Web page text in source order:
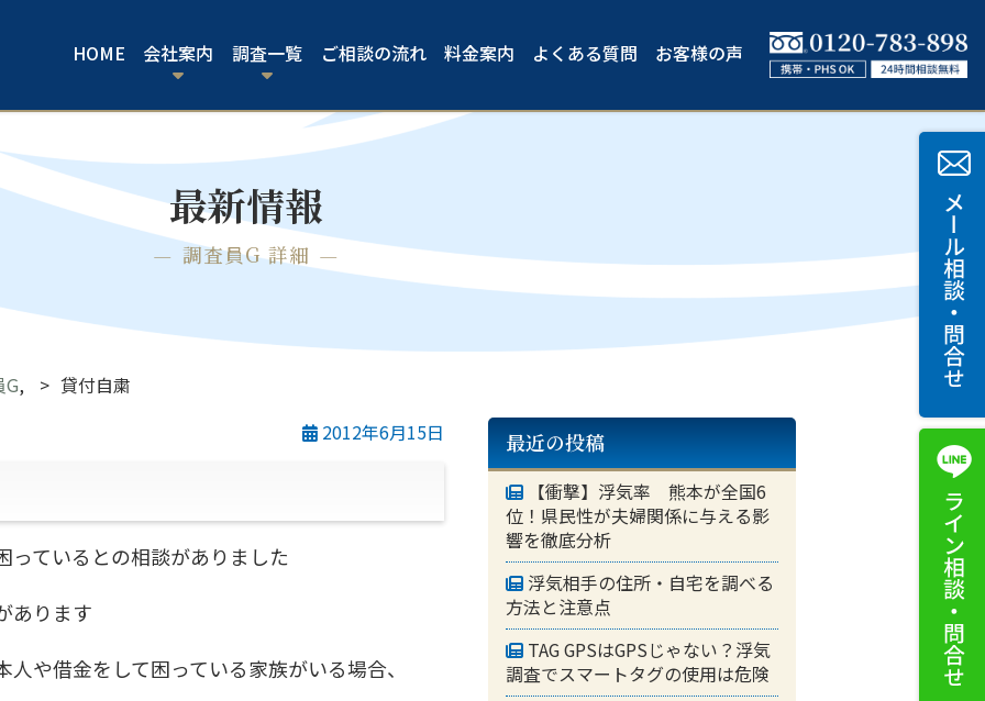
HOME 会社案内 調査一覧 ご相談の流れ 料金案内 よくある質問 お客様の声
最新情報
調査員G 詳細
, 貸付自粛
2012年6月15日
ているとの相談がありました
あります
や借金をして困っている家族がいる場合、
最近の投稿
【衝撃】浮気率 熊本が全国6
位！県民性が夫婦関係に与える影
響を徹底分析
浮気相手の住所・自宅を調べる
方法と注意点
TAG GPSはGPSじゃない？浮気
調査でスマートタグの使用は危険